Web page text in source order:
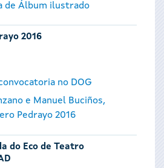
de Álbum ilustrado
2016
no DOG
e Manuel Buciños,
Pedrayo 2016
do Eco de Teatro